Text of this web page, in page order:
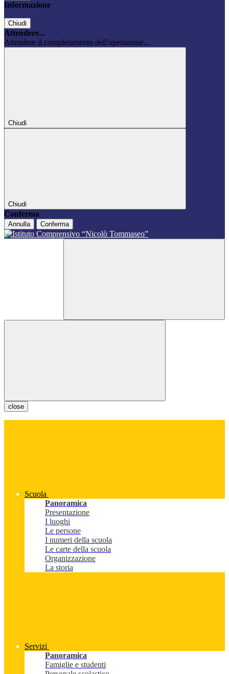
Informazione
Chiudi
Attendere...
Attendere il completamento dell'operazione...
Chiudi
Chiudi
Conferma
Annulla Conferma
close
Scuola
Panoramica
Presentazione
I luoghi
Le persone
I numeri della scuola
Le carte della scuola
Organizzazione
La storia
Servizi
Panoramica
Famiglie e studenti